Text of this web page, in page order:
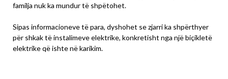
familja nuk ka mundur të shpëtohet.
Sipas informacioneve të para, dyshohet se zjarri ka shpërthyer
për shkak të instalimeve elektrike, konkretisht nga një biçikletë
elektrike që ishte në karikim.